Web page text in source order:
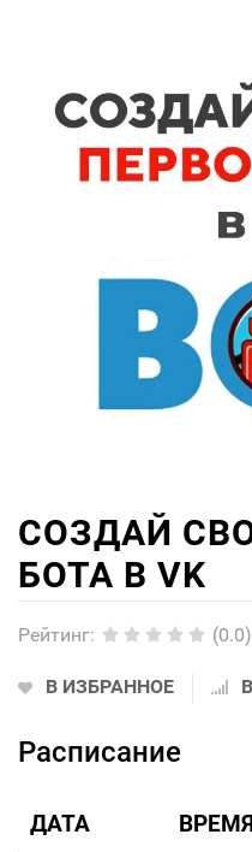
СОЗДАЙ
БОТА В VK
Рейтинг: (0.0)
В ИЗБРАННОЕ
Расписание
ДАТА